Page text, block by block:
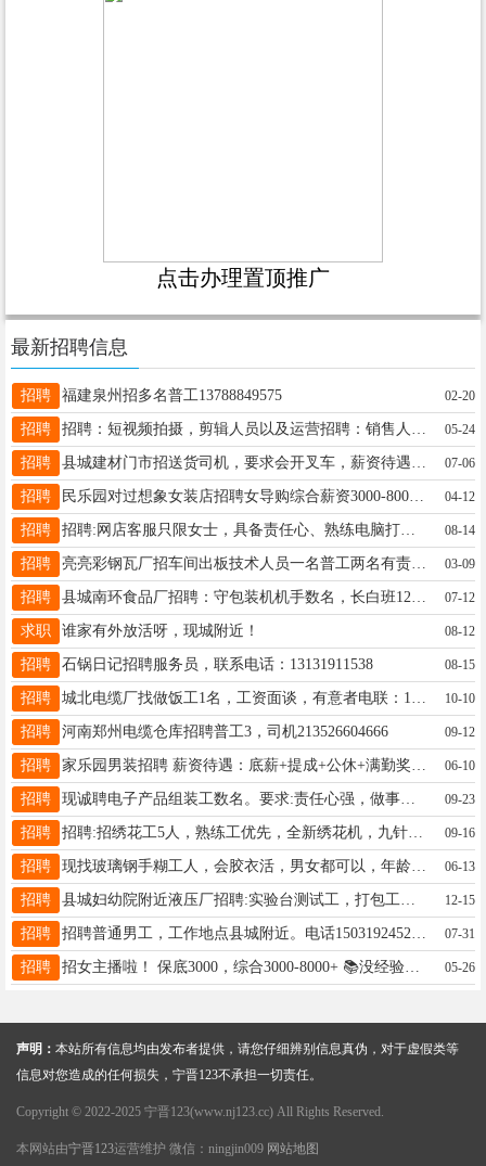
点击办理置顶推广
最新招聘信息
招聘 福建泉州招多名普工13788849575 02-20
招聘 05-24
招聘 07-06
招聘 民乐园对过想象女装店招聘女导购综合薪资3000-8000元半天班有意者联系 15732143184 04-12
招聘 招聘:网店客服只限女士，具备责任心、熟练电脑打字，有经验者优先，长白班，要长期干的，联系18832991737 08-14
招聘 亮亮彩钢瓦厂招车间出板技术人员一名普工两名有责任心吃苦耐劳工资待遇面议地址内章村联系电话16633987770 03-09
招聘 07-12
求职 谁家有外放活呀，现城附近！ 08-12
招聘 石锅日记招聘服务员，联系电话：13131911538 08-15
招聘 10-10
招聘 河南郑州电缆仓库招聘普工3，司机213526604666 09-12
招聘 06-10
招聘 现诚聘电子产品组装工数名。要求:责任心强，做事认真细致，有电子厂工作经验或电子技术基础者优先录用,生手亦可学,工资面议有意者请直接电话，不加微信。 ·联系电话：13780499731 09-23
招聘 招聘:招绣花工5人，熟练工优先，全新绣花机，九针二十头高速机，保证活充足. 地址:东丁村 电话:18333920999 09-16
招聘 现找玻璃钢手糊工人，会胶衣活，男女都可以，年龄50岁以内，学徒工可以教，学会了可以计件工资，地址在邯郸，包吃住，每天有固定生产计划，完成后就能下班，具体工资电话联系，17320811857 06-13
招聘 12-15
招聘 07-31
招聘 招女主播啦！ 保底3000，综合3000-8000+ 📚没经验？没关系，我们教！ 一站式培训+全程指导，时间灵活，工作氛围好， 想改变生活，就现在15373217555 05-26
声明： 本站所有信息均由发布者提供，请您仔细辨别信息真伪，对于虚假类等
信息对您造成的任何损失，宁晋123不承担一切责任。
Copyright © 2022-2025 宁晋123(www.nj123.cc) All Rights Reserved.
本网站由宁晋123运营维护 微信：ningjin009 网站地图